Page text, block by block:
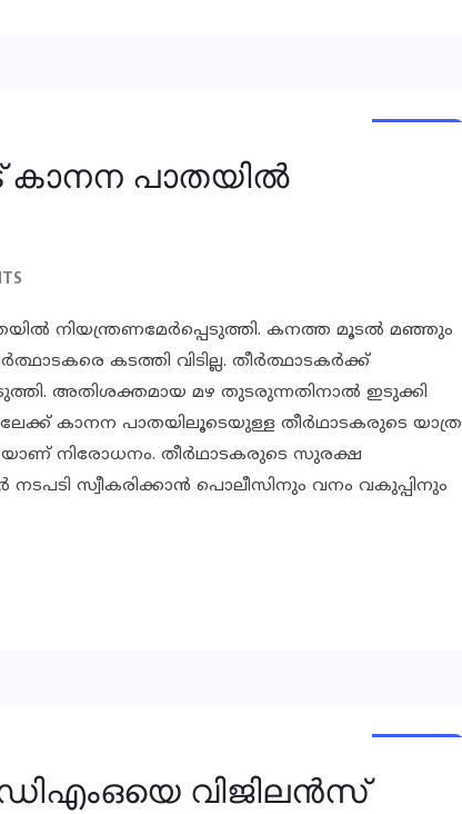
കാനന പാതയില്‍
നിയന്ത്രണമേര്‍പ്പെടുത്തി. കനത്ത മൂടല്‍ മഞ്ഞും
കടത്തി വിടില്ല. തീര്‍ത്ഥാടകര്‍ക്ക്
അതിശക്തമായ മഴ തുടരുന്നതിനാല്‍ ഇടുക്കി
കാനന പാതയിലൂടെയുള്ള തീര്‍ഥാടകരുടെ യാത്ര
നിരോധനം. തീര്‍ഥാടകരുടെ സുരക്ഷ
സ്വീകരിക്കാന്‍ പൊലീസിനും വനം വകുപ്പിനും
ഡിഎംഒയെ വിജിലന്‍സ്